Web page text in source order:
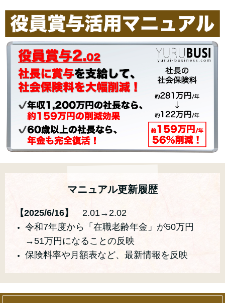
マニュアル更新履歴
【2025/6/16】 2.01→2.02
令和7年度から「在職老齢年金」が50万円
→51万円になることの反映
保険料率や月額表など、最新情報を反映